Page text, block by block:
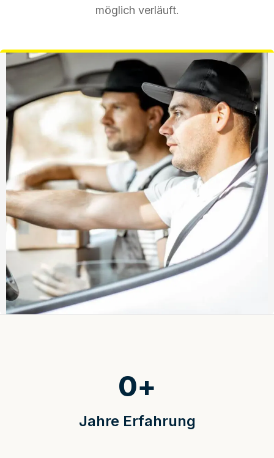
möglich verläuft.
Jahre Erfahrung
0+